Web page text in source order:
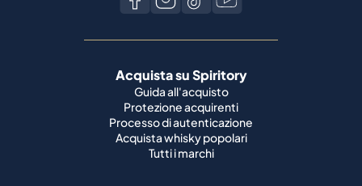
Acquista su Spiritory
Guida all'acquisto
Protezione acquirenti
Processo di autenticazione
Acquista whisky popolari
Tutti i marchi